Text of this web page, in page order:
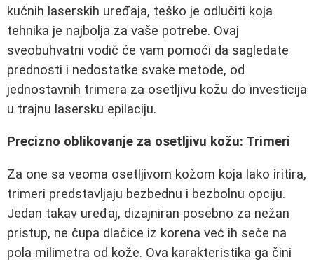
kućnih laserskih uređaja, teško je odlučiti koja
tehnika je najbolja za vaše potrebe. Ovaj
sveobuhvatni vodič će vam pomoći da sagledate
prednosti i nedostatke svake metode, od
jednostavnih trimera za osetljivu kožu do investicija
u trajnu lasersku epilaciju.
Precizno oblikovanje za osetljivu kožu: Trimeri
Za one sa veoma osetljivom kožom koja lako iritira,
trimeri predstavljaju bezbednu i bezbolnu opciju.
Jedan takav uređaj, dizajniran posebno za nežan
pristup, ne čupa dlačice iz korena već ih seče na
pola milimetra od kože. Ova karakteristika ga čini